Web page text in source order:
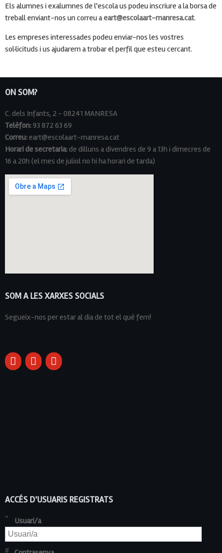
Els alumnes i exalumnes de l'escola us podeu inscriure a la borsa de
treball enviant-nos un correu aeart@escolaart-manresa.cat.
Les empreses interessades podeu enviar-nos les vostres
sol·licituds i us ajudarem a trobar el perfil que esteu cercant.
ON SOM?
C. dels Infants, 2 - 08241 MANRESA
Telèfon:93 872 63 69
Correu: eart@escolaart-manresa.cat
Horari de secretaria:de dilluns a divendres de 9 a 13h i dimecres de
16 a 20h (el mes de juliol no hi ha horari de tarda)
SOM A LES XARXES SOCIALS
Segueix-nos per estar al dia de tot el què fem!
ACCÉS D'USUARIS REGISTRATS
Usuari/a